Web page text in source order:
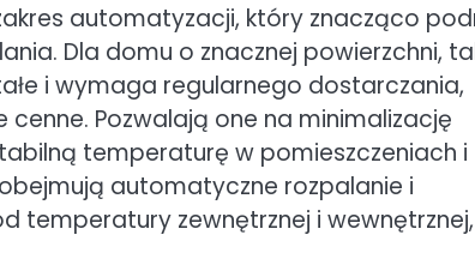
automatyzacji, który znacząco
Dla domu o znacznej powierzchni,
i wymaga regularnego dostarczania,
Pozwalają one na minimalizację
temperaturę w pomieszczeniach i
automatyczne rozpalanie i
temperatury zewnętrznej i